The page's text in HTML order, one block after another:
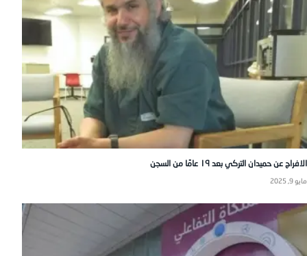
الافراج عن حميدان التركي بعد ١٩ عامًا من السجن
مايو 9, 2025